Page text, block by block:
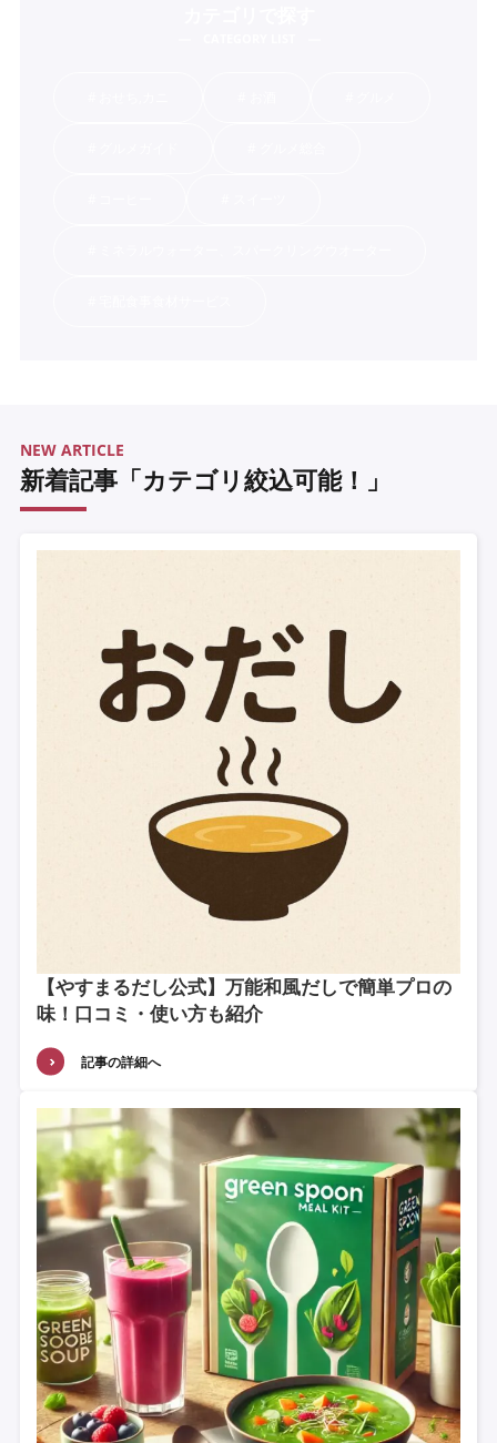
新着記事「カテゴリ絞込可能！」
NEW ARTICLE
【やすまるだし公式】万能和風だしで簡単プロの
味！口コミ・使い方も紹介
記事の詳細へ